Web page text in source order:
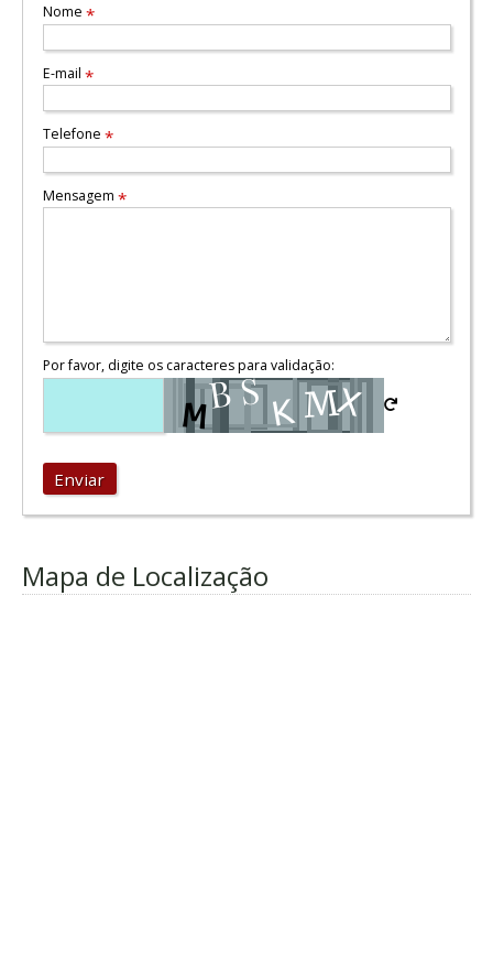
Nome *
E-mail *
Telefone *
Mensagem *
Por favor, digite os caracteres para validação:
Enviar
Mapa de Localização